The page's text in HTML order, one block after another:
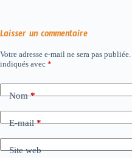
Laisser un commentaire
Votre adresse e-mail ne sera pas publiée.
indiqués avec *
Nom*
E-mail*
Site web